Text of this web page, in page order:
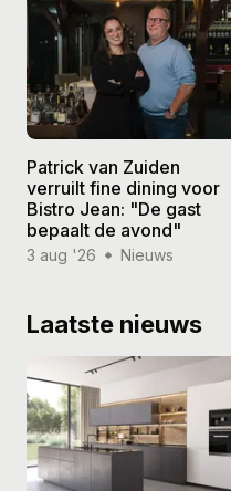
Patrick van Zuiden
verruilt fine dining voor
Bistro Jean: "De gast
bepaalt de avond"
3 aug '26 Nieuws
Laatste nieuws